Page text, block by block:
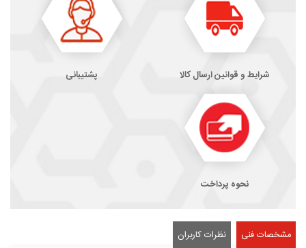
شرایط و قوانین ارسال کالا پشتیبانی
نحوه پرداخت
مشخصات فنی نظرات کاربران